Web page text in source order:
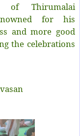
Thirumalai
for his
and more good
the celebrations